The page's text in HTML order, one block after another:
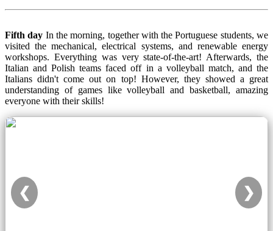
Fifth day In the morning, together with the Portuguese students, we
visited the mechanical, electrical systems, and renewable energy
workshops. Everything was very state-of-the-art! Afterwards, the
Italian and Polish teams faced off in a volleyball match, and the
Italians didn't come out on top! However, they showed a great
understanding of games like volleyball and basketball, amazing
everyone with their skills!
❮ ❯